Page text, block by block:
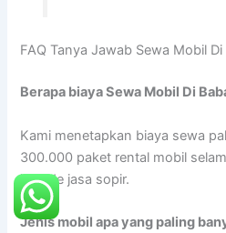
FAQ Tanya Jawab Sewa Mobil
Berapa biaya Sewa Mobil Di
Kami menetapkan biaya sewa
300.000 paket rental mobil
include jasa sopir.
Jenis mobil apa yang paling